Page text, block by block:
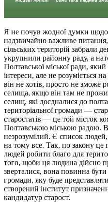
Я не почув жодної думки
надзвичайно важливе
сільських територій забрали
укрупнили районну раду, а
Полтавської міської ради, який
інтереси, але не розуміється
він не хотів, просто не зможе
селища, якщо він там не
селищ, які доєдналися до
територіальної громади —
старостатів — це той місток
Полтавською міською радою.
незрозумілий. Є список
на тому все. Так, по закону це
людей робити благо для
того, щоби ця людина дійсно
зверталися, вона повинна бути
громади, яку буде
створений інститут
кандидатур старост.